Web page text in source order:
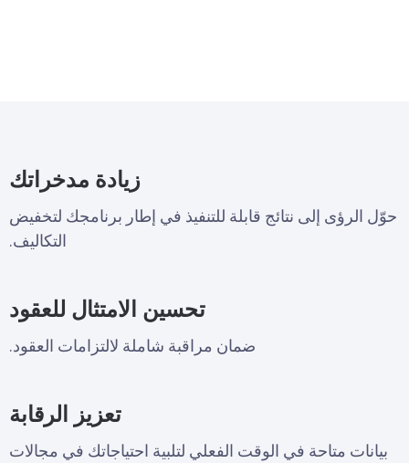
زيادة مدخراتك
حوّل الرؤى إلى نتائج قابلة للتنفيذ في إطار برنامجك لتخفيض
التكاليف.
تحسين الامتثال للعقود
ضمان مراقبة شاملة لالتزامات العقود.
تعزيز الرقابة
بيانات متاحة في الوقت الفعلي لتلبية احتياجاتك في مجالات